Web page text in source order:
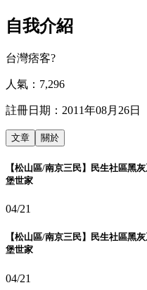
自我介紹
台灣痞客?
人氣： 7,296
註冊日期： 2011年08月26日
文章 關於
【松山區/南京三民】民生社區黑
堡世家
04/21
【松山區/南京三民】民生社區黑
堡世家
04/21